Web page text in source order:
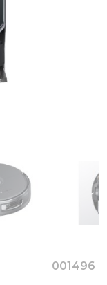
001496